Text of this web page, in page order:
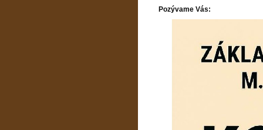
Pozývame Vás: